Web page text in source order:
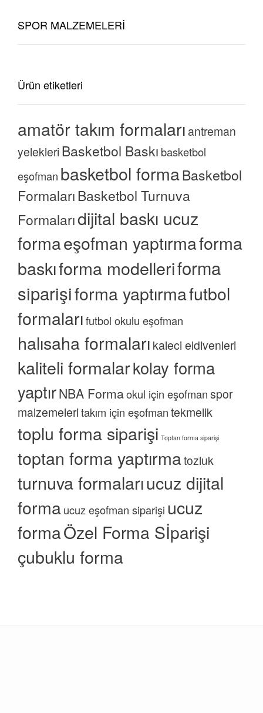
SPOR MALZEMELERİ
Ürün etiketleri
amatör takım formaları antreman
yelekleriBasketbol Baskı basketbol
eşofman basketbol formaBasketbol
FormalarıBasketbol Turnuva
Formalarıdijital baskı ucuz
formaeşofman yaptırmaforma
baskıforma modelleriforma
siparişiforma yaptırmafutbol
formalarıfutbol okulu eşofman
halısaha formaları kaleci eldivenleri
kaliteli formalarkolay forma
yaptırNBA Formaokul için eşofmanspor
malzemeleritakım için eşofmantekmelik
toplu forma siparişi Toptan forma siparişi
toptan forma yaptırmatozluk
turnuva formalarıucuz dijital
formaucuz eşofman siparişi ucuz
formaÖzel Forma Sİparişi
çubuklu forma